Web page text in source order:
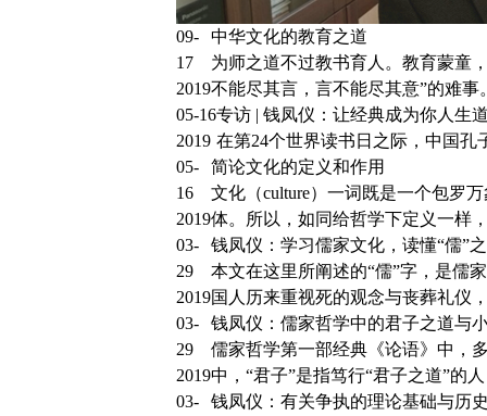
09-
17
2019
中华文化的教育之道
为师之道不过教书育人。教育蒙童
不能尽其言，言不能尽其意”的难事
05-16
2019
专访 | 钱凤仪：让经典成为你人生
在第24个世界读书日之际，中国孔
05-
16
2019
简论文化的定义和作用
文化（culture）一词既是一个包罗
体。所以，如同给哲学下定义一样
03-
29
2019
钱凤仪：学习儒家文化，读懂“儒”
本文在这里所阐述的“儒”字，是儒
国人历来重视死的观念与丧葬礼仪
03-
29
2019
钱凤仪：儒家哲学中的君子之道与
儒家哲学第一部经典《论语》中，
中，“君子”是指笃行“君子之道”的
03-
钱凤仪：有关争执的理论基础与历